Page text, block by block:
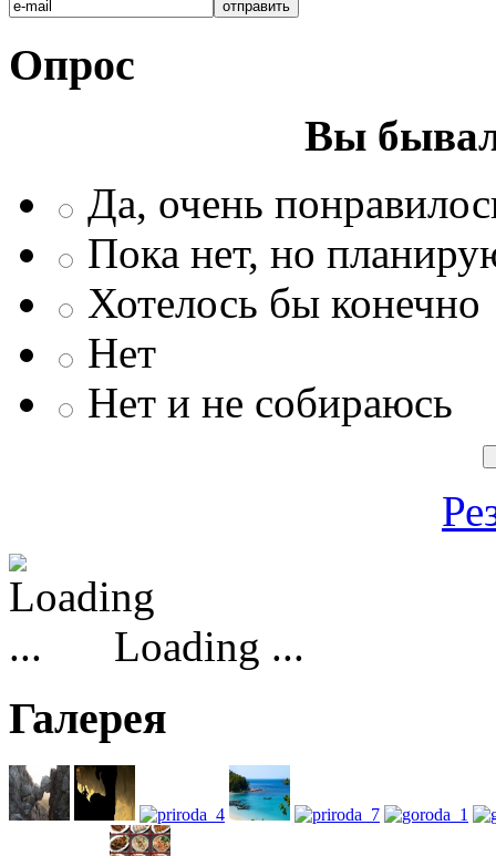
Опрос
Вы
Да, очень
Пока нет, но
Хотелось бы конечно
Нет
Нет и не собираюсь
Loading ...
Галерея